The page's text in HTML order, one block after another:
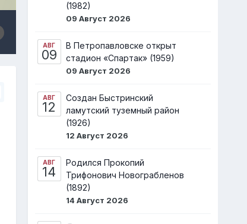
(1982)
09 Август 2026
АВГ
09
В Петропавловске открыт
стадион «Спартак» (1959)
09 Август 2026
АВГ
12
Создан Быстринский
ламутский туземный район
(1926)
12 Август 2026
АВГ
14
Родился Прокопий
Трифонович Новограбленов
(1892)
14 Август 2026